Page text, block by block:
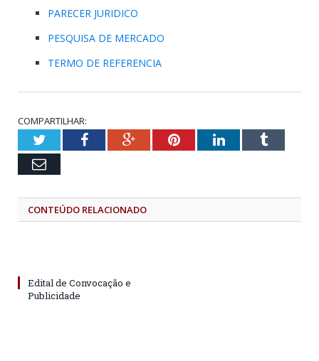
PARECER JURIDICO
PESQUISA DE MERCADO
TERMO DE REFERENCIA
COMPARTILHAR:
TwitterFacebookGoogle+PinterestLinkedInTumblr
Email
CONTEÚDO RELACIONADO
Edital de Convocação e
Publicidade